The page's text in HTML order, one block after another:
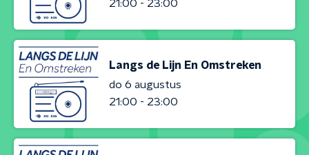
21:00 - 23:00
Langs de Lijn En Omstreken
do 6 augustus
21:00 - 23:00